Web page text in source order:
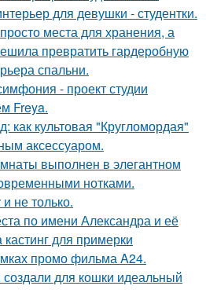
для девушки - студентки.
места для хранения, а
превратить гардеробную
спальни.
- проект студии
Freya.
как культовая "Кругломордая"
аксессуаром.
выполнен в элегантном
нотками.
не только.
по имени Александра и её
для примерки
промо фильма A24.
для кошки идеальный